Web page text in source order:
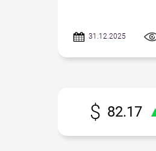
31.12.2025
82.17